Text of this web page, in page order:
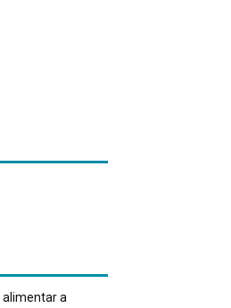
alimentar a